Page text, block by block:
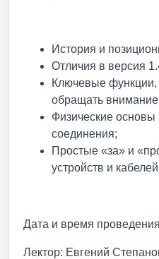
История и
Отличия в версия
Ключевые
обращать
Физические основы
соединения;
Простые «за» и
устройств и
Дата и время
Лектор: Евгений